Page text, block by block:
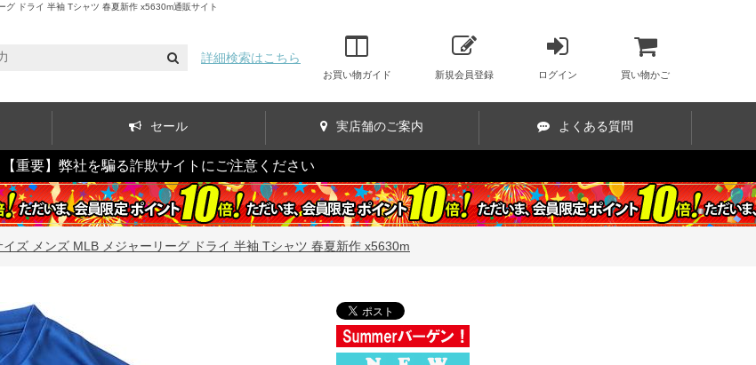
ドライ 半袖 Tシャツ 春夏新作 x5630m通販サイト
詳細検索はこちら
お買い物ガイド 新規会員登録 ログイン 買い物かご
セール 実店舗のご案内 よくある質問
【重要】弊社を騙る詐欺サイトにご注意ください
イズ メンズ MLB メジャーリーグ ドライ 半袖 Tシャツ 春夏新作 x5630m